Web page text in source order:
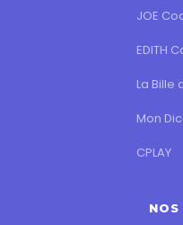
JOE
EDITH
La Bille
Mon
CPLAY
NOS